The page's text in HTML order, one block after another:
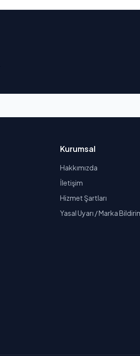
Kurumsal
Hakkımızda
İletişim
Hizmet Şartları
Yasal Uyarı / Marka